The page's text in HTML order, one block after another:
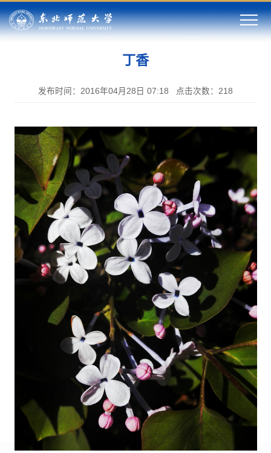
丁香
发布时间：2016年04月28日 07:18 点击次数： 218